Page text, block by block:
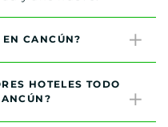
CANCÚN?
HOTELES TODO